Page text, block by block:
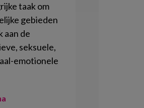
taak om
gebieden
aan de
seksuele,
emotionele